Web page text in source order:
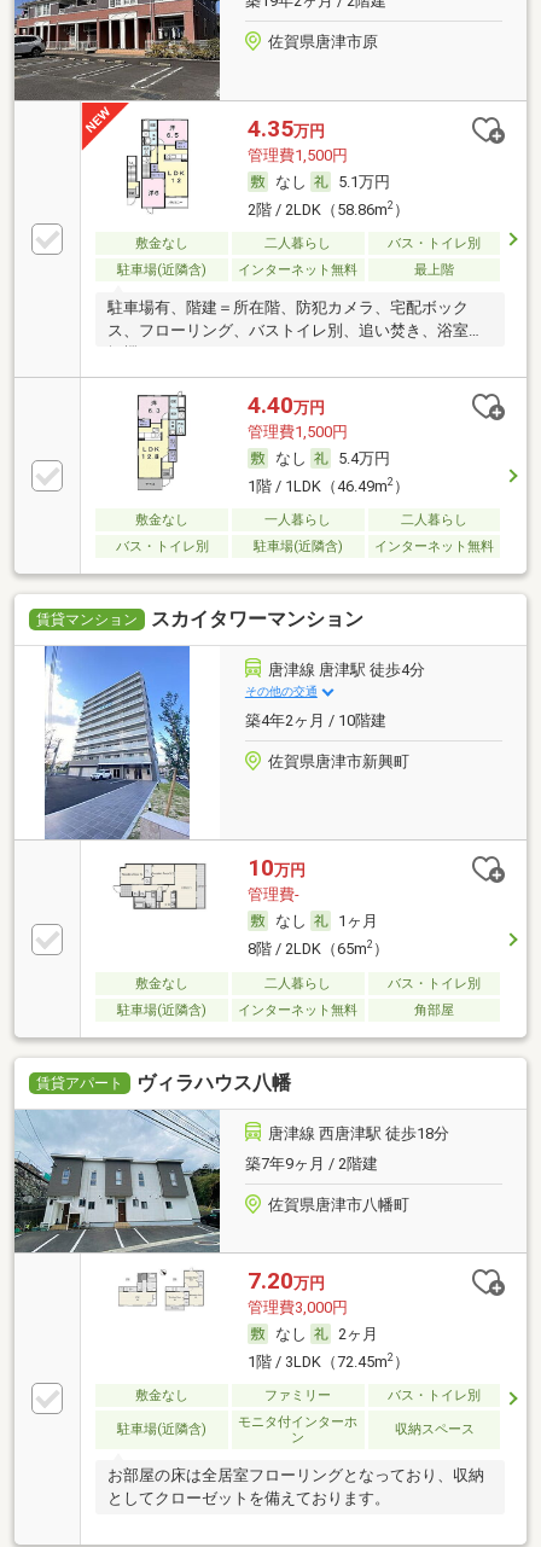
佐賀県唐津市原
4.35万円
管理費1,500円
なし
5.1万円
2階 / 2LDK（58.86m2）
敷金なし 二人暮らし
バス・トイレ別
駐車場(近隣含)
インターネット無料 最上階
駐車場有、階建＝所在階、防犯カメラ、宅配ボック
ス、フローリング、バストイレ別、追い焚き、浴室乾
4.40万円
管理費1,500円
なし
5.4万円
1階 / 1LDK（46.49m2）
敷金なし 一人暮らし
二人暮らし
バス・トイレ別
駐車場(近隣含) インターネット無料
賃貸マンション スカイタワーマンション
唐津線 唐津駅 徒歩4分
その他の交通
築4年2ヶ月 / 10階建
佐賀県唐津市新興町
10万円
管理費-
なし
1ヶ月
8階 / 2LDK（65m2）
敷金なし 二人暮らし
バス・トイレ別
駐車場(近隣含)
インターネット無料 角部屋
賃貸アパート ヴィラハウス八幡
唐津線 西唐津駅 徒歩18分
築7年9ヶ月 / 2階建
佐賀県唐津市八幡町
7.20万円
管理費3,000円
なし
2ヶ月
1階 / 3LDK（72.45m2）
敷金なし ファミリー バス・トイレ別
駐車場(近隣含)
モニタ付インターホ
ン
収納スペース
お部屋の床は全居室フローリングとなっており、収納
としてクローゼットを備えております。